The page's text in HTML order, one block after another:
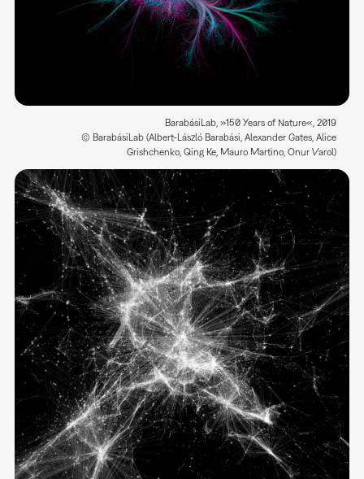
BarabásiLab, »150 Years of Nature«, 2019
© BarabásiLab (Albert-László Barabási, Alexander Gates, Alice
Grishchenko, Qing Ke, Mauro Martino, Onur Varol)